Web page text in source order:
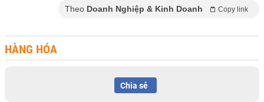
Theo Doanh Nghiệp & Kinh Doanh Copy link
HÀNG HÓA
Chia sẻ